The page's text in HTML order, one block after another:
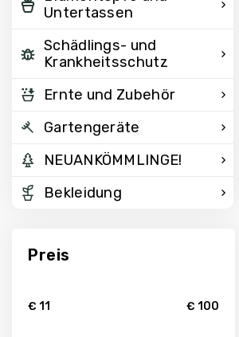
Untertassen
Schädlings- und
Krankheitsschutz
Ernte und Zubehör
Gartengeräte
NEUANKÖMMLINGE!
Bekleidung
Preis
€ 11 € 100